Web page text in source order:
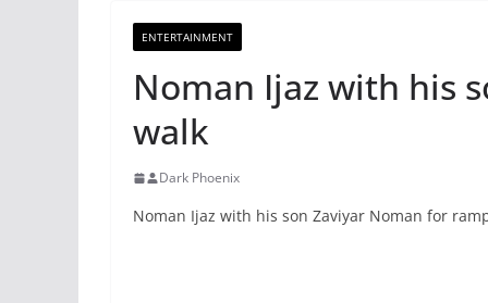
ENTERTAINMENT
Noman Ijaz with his
walk
Dark Phoenix
Noman Ijaz with his son Zaviyar Noman for